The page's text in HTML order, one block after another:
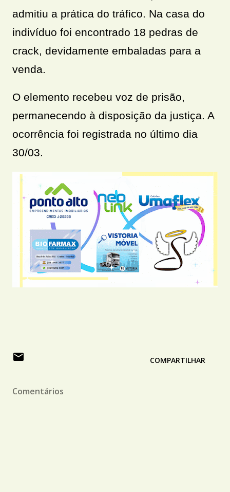
admitiu a prática do tráfico. Na casa do
indivíduo foi encontrado 18 pedras de
crack, devidamente embaladas para a
venda.
O elemento recebeu voz de prisão,
permanecendo à disposição da justiça. A
ocorrência foi registrada no último dia
30/03.
COMPARTILHAR
Comentários